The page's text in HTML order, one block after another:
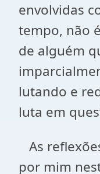
envolvidas
tempo, não
de alguém
lutando e
luta em
As
por mim